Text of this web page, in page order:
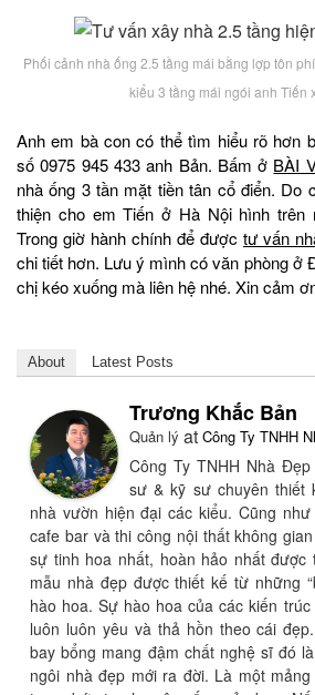
Phối cảnh nhà ống 2.5 tầng mái bằng lợp tôn
kiểu 3 tầng mái ngói anh Tiến
Anh em bà con có thể tìm hiểu rõ hơn
số 0975 945 433 anh Bản. Bấm ở BÀI
nhà ống 3 tần mặt tiền tân cổ điển. Do
thiện cho em Tiến ở Hà Nội hình trên
Trong giờ hành chính để được tư vấn
chi tiết hơn. Lưu ý mình có văn phòng ở
chị kéo xuống mà liên hệ nhé. Xin cảm
About Latest Posts
Trương Khắc Bản
Quản lý at Công Ty TNHH
Công Ty TNHH Nhà
sư & kỹ sư chuyên thiết
nhà vườn hiện đại các kiểu. Cũng
cafe bar và thi công nội thất không
sự tinh hoa nhất, hoàn hảo nhất được
mẫu nhà đẹp được thiết kế từ những
hào hoa. Sự hào hoa của các kiến
luôn luôn yêu và thả hồn theo cái
bay bổng mang đậm chất nghệ sĩ đó
ngôi nhà đẹp mới ra đời. Là một